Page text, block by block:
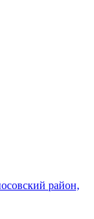
район,